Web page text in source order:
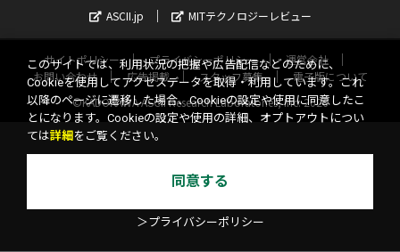
ASCII.jp
MITテクノロジーレビュー
サイトポリシー プライバシーポリシー
運営会社
お問い合わせ
広告掲載 スタッフ募集
電子版について
©KADOKAWA ASCII Research Laboratories, Inc. 2026
このサイトでは、利用状況の把握や広告配信などのために、
Cookieを使用してアクセスデータを取得・利用しています。これ
以降のページに遷移した場合、Cookieの設定や使用に同意したこ
とになります。Cookieの設定や使用の詳細、オプトアウトについ
ては詳細 をご覧ください。
同意する
＞プライバシーポリシー